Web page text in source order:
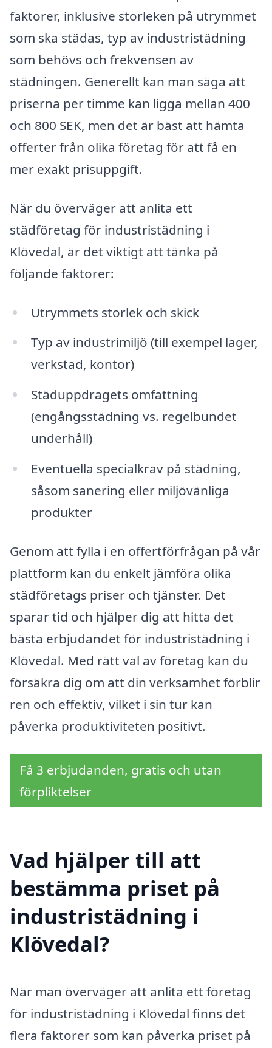
faktorer, inklusive storleken på utrymmet
som ska städas, typ av industristädning
som behövs och frekvensen av
städningen. Generellt kan man säga att
priserna per timme kan ligga mellan 400
och 800 SEK, men det är bäst att hämta
offerter från olika företag för att få en
mer exakt prisuppgift.
När du överväger att anlita ett
städföretag för industristädning i
Klövedal, är det viktigt att tänka på
följande faktorer:
Utrymmets storlek och skick
Typ av industrimiljö (till exempel lager,
verkstad, kontor)
Städuppdragets omfattning
(engångsstädning vs. regelbundet
underhåll)
Eventuella specialkrav på städning,
såsom sanering eller miljövänliga
produkter
Genom att fylla i en offertförfrågan på vår
plattform kan du enkelt jämföra olika
städföretags priser och tjänster. Det
sparar tid och hjälper dig att hitta det
bästa erbjudandet för industristädning i
Klövedal. Med rätt val av företag kan du
försäkra dig om att din verksamhet förblir
ren och effektiv, vilket i sin tur kan
påverka produktiviteten positivt.
Få 3 erbjudanden, gratis och utan
förpliktelser
Vad hjälper till att
bestämma priset på
industristädning i
Klövedal?
När man överväger att anlita ett företag
för industristädning i Klövedal finns det
flera faktorer som kan påverka priset på